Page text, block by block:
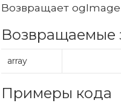
Возвращает ogImage
Возвращаемые
array
Примеры кода